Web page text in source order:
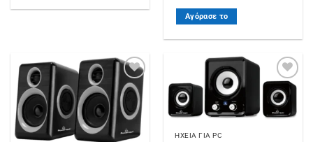
Αγόρασε το
Πρόσθήκη
στην
λίστα
επιθυμιών
Πρόσθήκη
στην
λίστα
επιθυμιών
ΗΧΕΙΑ ΓΙΑ PC